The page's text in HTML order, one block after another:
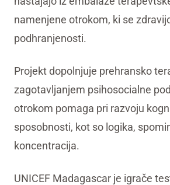
namenjene otrokom, ki se
podhranjenosti.
Projekt dopolnjuje prehransko
zagotavljanjem psihosocialne
otrokom pomaga pri razvoju
sposobnosti, kot so logika,
koncentracija.
UNICEF Madagascar je igrače